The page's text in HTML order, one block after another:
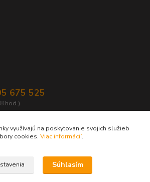
675 525
hod.)
využívajú na poskytovanie svojich služieb
cookies. Viac informácií.
Súhlasím